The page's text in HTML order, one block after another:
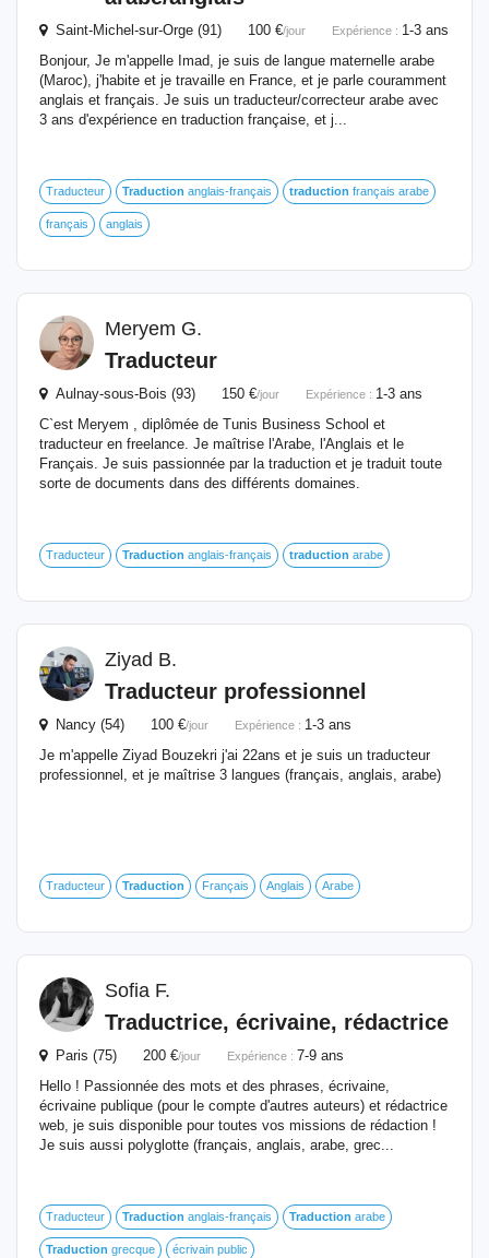
Saint-Michel-sur-Orge (91) 100 €/jour Expérience : 1-3 ans
Bonjour, Je m'appelle Imad, je suis de langue maternelle arabe
(Maroc), j'habite et je travaille en France, et je parle couramment
anglais et français. Je suis un traducteur/correcteur arabe avec
3 ans d'expérience en traduction française, et j...
Traducteur Traduction anglais-français traduction français arabe
français anglais
Meryem G.
Traducteur
Aulnay-sous-Bois (93) 150 €/jour Expérience : 1-3 ans
C`est Meryem , diplômée de Tunis Business School et
traducteur en freelance. Je maîtrise l'Arabe, l'Anglais et le
Français. Je suis passionnée par la traduction et je traduit toute
sorte de documents dans des différents domaines.
Traducteur Traduction anglais-français traduction arabe
Ziyad B.
Traducteur professionnel
Nancy (54) 100 €/jour Expérience : 1-3 ans
Je m'appelle Ziyad Bouzekri j'ai 22ans et je suis un traducteur
professionnel, et je maîtrise 3 langues (français, anglais, arabe)
Traducteur Traduction Français Anglais Arabe
Sofia F.
Traductrice, écrivaine, rédactrice
Paris (75) 200 €/jour Expérience : 7-9 ans
Hello ! Passionnée des mots et des phrases, écrivaine,
écrivaine publique (pour le compte d'autres auteurs) et rédactrice
web, je suis disponible pour toutes vos missions de rédaction !
Je suis aussi polyglotte (français, anglais, arabe, grec...
Traducteur Traduction anglais-français Traduction arabe
Traduction grecque écrivain public